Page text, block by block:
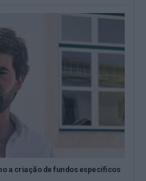
a criação de fundos específicos